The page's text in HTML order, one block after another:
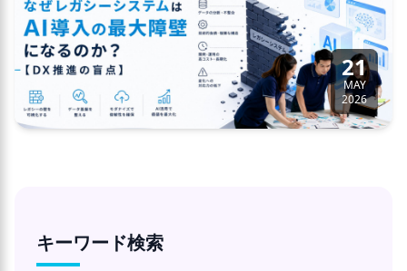
21
MAY
2026
キーワード検索